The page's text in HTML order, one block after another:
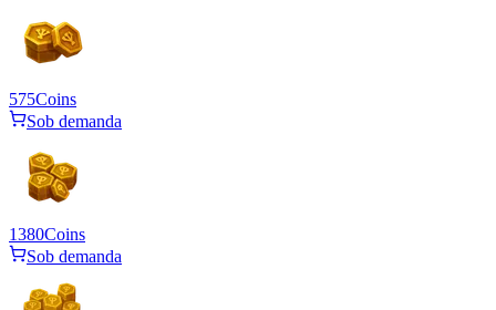
575Coins
Sob demanda
1380Coins
Sob demanda